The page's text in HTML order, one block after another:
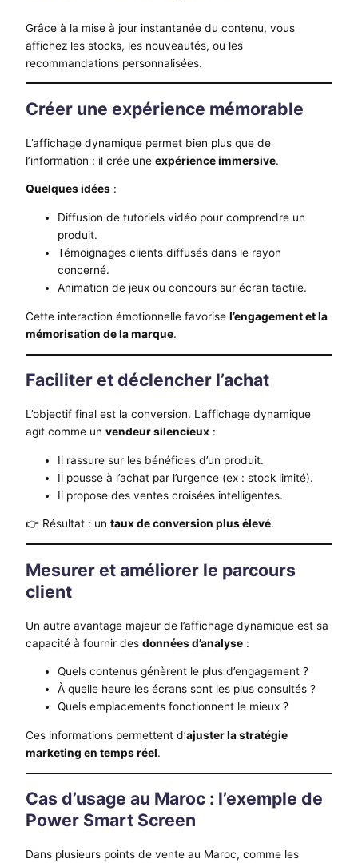
Grâce à la mise à jour instantanée du contenu, vous
affichez les stocks, les nouveautés, ou les
recommandations personnalisées.
Créer une expérience mémorable
L’affichage dynamique permet bien plus que de
l’information : il crée une expérience immersive.
Quelques idées :
Diffusion de tutoriels vidéo pour comprendre un
produit.
Témoignages clients diffusés dans le rayon
concerné.
Animation de jeux ou concours sur écran tactile.
Cette interaction émotionnelle favorise l’engagement et la
mémorisation de la marque.
Faciliter et déclencher l’achat
L’objectif final est la conversion. L’affichage dynamique
agit comme un vendeur silencieux :
Il rassure sur les bénéfices d’un produit.
Il pousse à l’achat par l’urgence (ex : stock limité).
Il propose des ventes croisées intelligentes.
👉 Résultat : un taux de conversion plus élevé.
Mesurer et améliorer le parcours
client
Un autre avantage majeur de l’affichage dynamique est sa
capacité à fournir des données d’analyse :
Quels contenus génèrent le plus d’engagement ?
À quelle heure les écrans sont les plus consultés ?
Quels emplacements fonctionnent le mieux ?
Ces informations permettent d’ajuster la stratégie
marketing en temps réel.
Cas d’usage au Maroc : l’exemple de
Power Smart Screen
Dans plusieurs points de vente au Maroc, comme les